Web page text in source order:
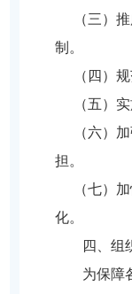
（三）
制。
（四）
（五）
（六）
担。
（七）
化。
四、组
为保障